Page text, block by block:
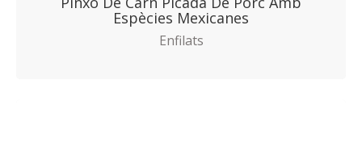
Espècies Mexicanes
Enfilats